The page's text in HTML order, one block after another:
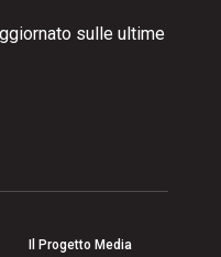
sulle ultime
Il Progetto Media